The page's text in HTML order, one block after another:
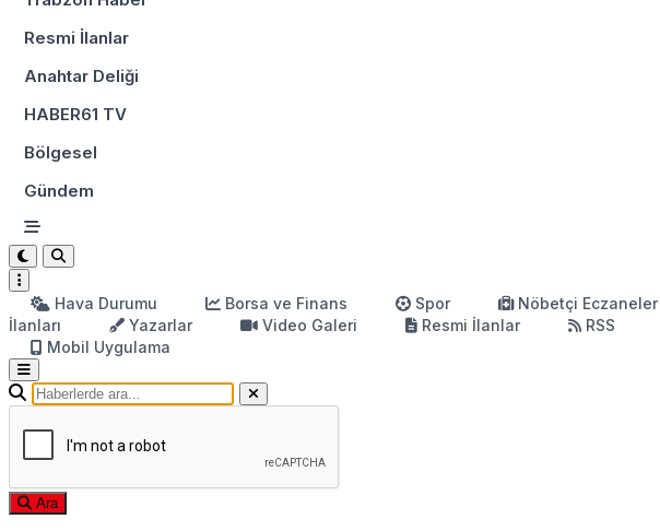
Resmi İlanlar
Anahtar Deliği
HABER61 TV
Bölgesel
Gündem
Hava Durumu Borsa ve Finans Spor Nöbetçi Eczaneler
İlanları
Yazarlar Video Galeri Resmi İlanlar RSS
Mobil Uygulama
Ara